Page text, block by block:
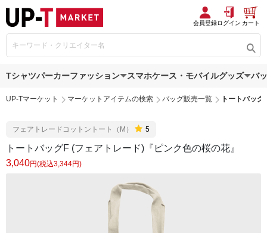
会員登録ログイン カート
Tシャツパーカーファッション スマホケース・モバイルグッズ バ
UP-Tマーケット マーケットアイテムの検索 バッグ販売一覧 トートバッ
フェアトレードコットントート（M） 5
トートバッグF (フェアトレード)『ピンク色の桜の花』
3,040円(税込3,344円)